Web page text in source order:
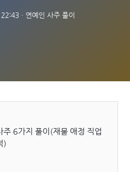
ㆍ 연예인 사주 풀이
주 6가지 풀이(재물 애정 직업
)